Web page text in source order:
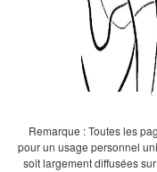
Remarque : Toutes les
pour un usage personnel
soit largement diffusées